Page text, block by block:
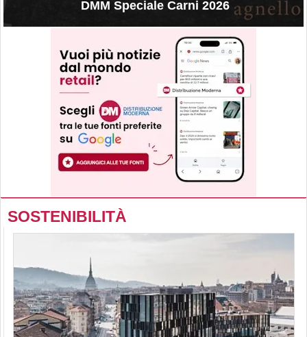
DMM Speciale Carni 2026
SOSTENIBILITÀ